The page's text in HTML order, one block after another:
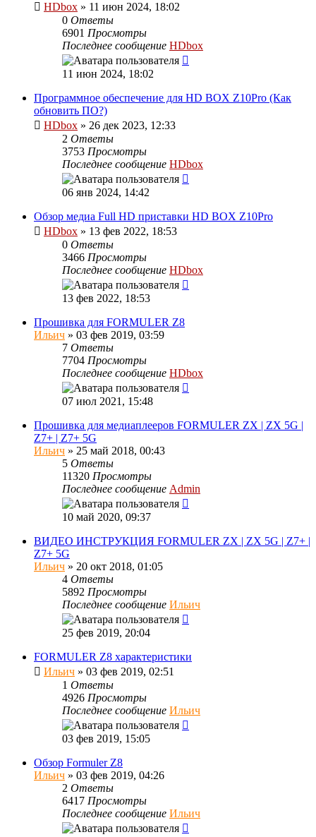
HDbox » 11 июн 2024, 18:02
0 Ответы
6901 Просмотры
Последнее сообщение HDbox
11 июн 2024, 18:02
Программное обеспечение для HD BOX Z10Pro (Как
обновить ПО?)
HDbox » 26 дек 2023, 12:33
2 Ответы
3753 Просмотры
Последнее сообщение HDbox
06 янв 2024, 14:42
Обзор медиа Full HD приставки HD BOX Z10Pro
HDbox » 13 фев 2022, 18:53
0 Ответы
3466 Просмотры
Последнее сообщение HDbox
13 фев 2022, 18:53
Прошивка для FORMULER Z8
Ильич » 03 фев 2019, 03:59
7 Ответы
7704 Просмотры
Последнее сообщение HDbox
07 июл 2021, 15:48
Прошивка для медиаплееров FORMULER ZX | ZX 5G |
Z7+ | Z7+ 5G
Ильич » 25 май 2018, 00:43
5 Ответы
11320 Просмотры
Последнее сообщение Admin
10 май 2020, 09:37
ВИДЕО ИНСТРУКЦИЯ FORMULER ZX | ZX 5G | Z7+ |
Z7+ 5G
Ильич » 20 окт 2018, 01:05
4 Ответы
5892 Просмотры
Последнее сообщение Ильич
25 фев 2019, 20:04
FORMULER Z8 характеристики
Ильич » 03 фев 2019, 02:51
1 Ответы
4926 Просмотры
Последнее сообщение Ильич
03 фев 2019, 15:05
Обзор Formuler Z8
Ильич » 03 фев 2019, 04:26
2 Ответы
6417 Просмотры
Последнее сообщение Ильич